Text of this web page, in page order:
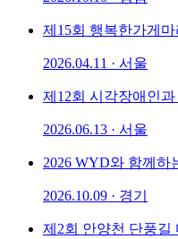
제15회 행복한가게마
2026.04.11 · 서울
제12회 시각장애인
2026.06.13 · 서울
2026 WYD와 함께하
2026.10.09 · 경기
제2회 안양천 단풍길